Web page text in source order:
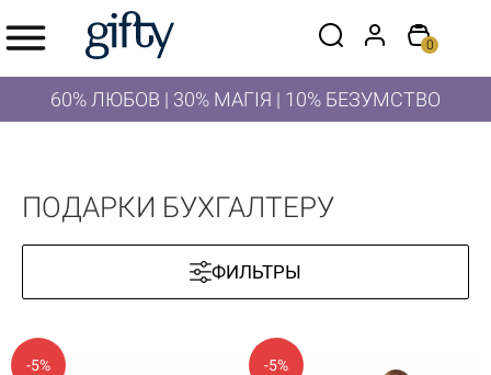
0
60% ЛЮБОВ | 30% МАГІЯ | 10% БЕЗУМСТВО
ПОДАРКИ БУХГАЛТЕРУ
ФИЛЬТРЫ
-5% -5%